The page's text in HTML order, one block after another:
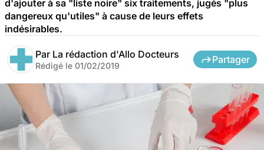
d'ajouter à sa "liste noire" six traitements, jugés "plus
dangereux qu'utiles" à cause de leurs effets
indésirables.
Par La rédaction d'Allo Docteurs
Rédigé le 01/02/2019
Partager